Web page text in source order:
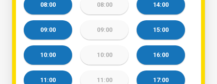
08:00
09:00
10:00
11:00
08:00
09:00
10:00
11:00
14:00
15:00
16:00
17:00